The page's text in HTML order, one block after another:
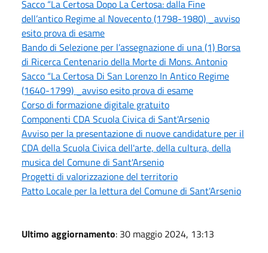
Sacco “La Certosa Dopo La Certosa: dalla Fine
dell’antico Regime al Novecento (1798-1980) _avviso
esito prova di esame
Bando di Selezione per l’assegnazione di una (1) Borsa
di Ricerca Centenario della Morte di Mons. Antonio
Sacco “La Certosa Di San Lorenzo In Antico Regime
(1640-1799) _avviso esito prova di esame
Corso di formazione digitale gratuito
Componenti CDA Scuola Civica di Sant'Arsenio
Avviso per la presentazione di nuove candidature per il
CDA della Scuola Civica dell'arte, della cultura, della
musica del Comune di Sant'Arsenio
Progetti di valorizzazione del territorio
Patto Locale per la lettura del Comune di Sant'Arsenio
Ultimo aggiornamento: 30 maggio 2024, 13:13